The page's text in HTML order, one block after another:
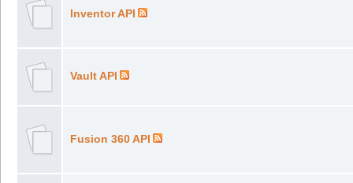
Inventor API
Vault API
Fusion 360 API